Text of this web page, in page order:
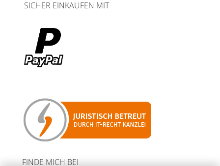
SICHER EINKAUFEN MIT
FINDE MICH BEI